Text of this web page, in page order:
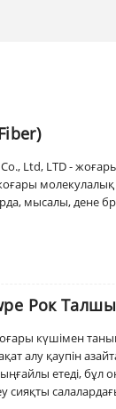
Ltd, LTD -
молекулалық
мысалы, дене
Рок
күшімен
алу қаупін
етеді, бұл
сияқты